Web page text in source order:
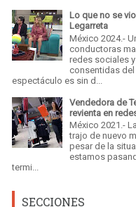
Lo que no se
Legarreta
México 2024.-
conductoras
redes sociales
consentidas
espectáculo es sin d...
Vendedora de
revienta en
México 2021.-
trajo de nuevo
pesar de la
estamos
termi...
SECCIONES